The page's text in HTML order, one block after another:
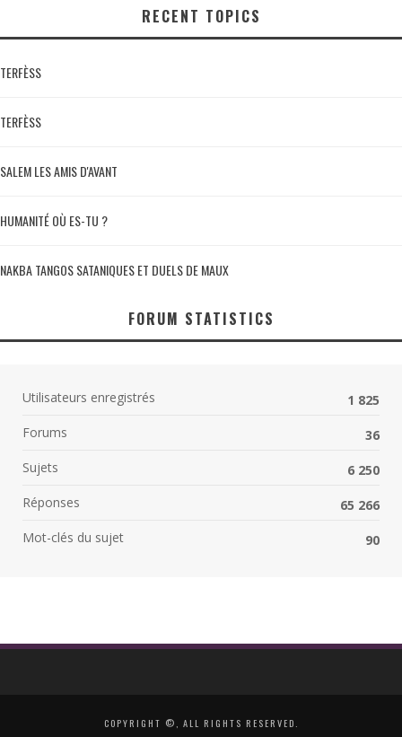
RECENT TOPICS
TERFÈSS
TERFÈSS
SALEM LES AMIS D'AVANT
HUMANITÉ OÙ ES-TU ?
NAKBA TANGOS SATANIQUES ET DUELS DE MAUX
FORUM STATISTICS
Utilisateurs enregistrés
1 825
Forums
36
Sujets
6 250
Réponses
65 266
Mot-clés du sujet
90
COPYRIGHT ©, ALL RIGHTS RESERVED.